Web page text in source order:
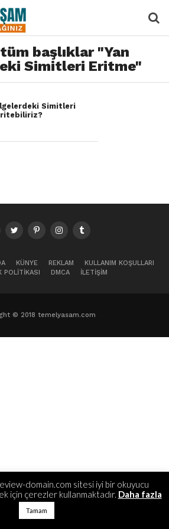
başlıklar "Yan
Simitleri Eritme"
Simitleri
KÜNYE REKLAM
KULLANIM KOŞULLARI
POLITIKASI
DMCA İLETIŞIM
© 2018 temelyasam.com
domain.com sitesi iyi bir okuyucu
için çerezler kullanmaktadır. Daha fazla
Tamam